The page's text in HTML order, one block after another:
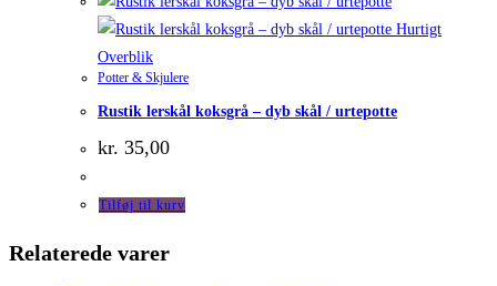
Hurtigt
Overblik
Potter & Skjulere
Rustik lerskål koksgrå – dyb skål / urtepotte
kr. 35,00
Tilføj til kurv
Relaterede varer